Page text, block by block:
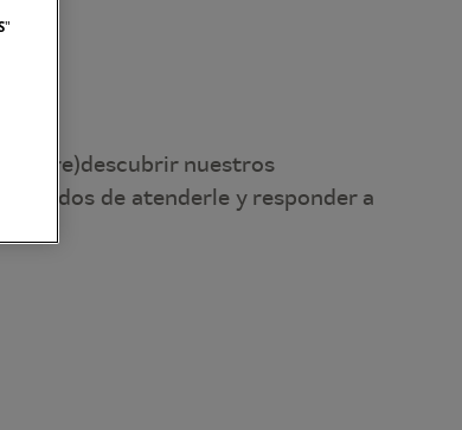
a (re)descubrir nuestros
de atenderle y responder a
"